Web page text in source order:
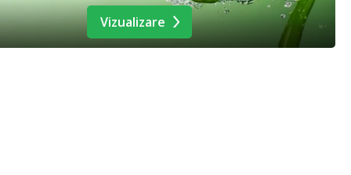
Vizualizare